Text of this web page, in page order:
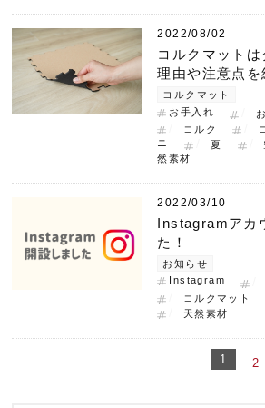
2022/08/02
コルクマットは
理由や注意点を
コルクマット
お手入れ
コルク
ニ
夏
然素材
2022/03/10
Instagramアカ
た！
お知らせ
Instagram
コルクマット
天然素材
1 2